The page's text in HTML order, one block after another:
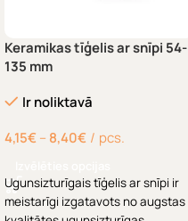
Keramikas tīģelis ar snīpi 54-
135 mm
Ir noliktavā
4,15€–8,40€ pcs.
Ugunsizturīgais tīģelis ar snīpi ir
meistarīgi izgatavots no augstas